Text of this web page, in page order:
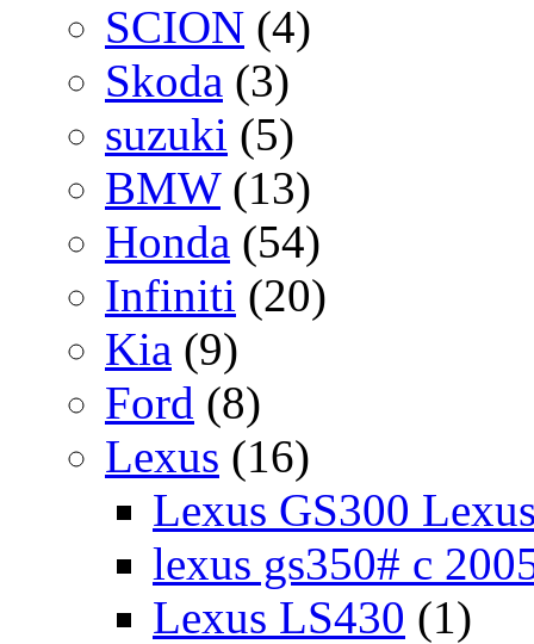
SCION (4)
Skoda (3)
suzuki (5)
BMW (13)
Honda (54)
Infiniti (20)
Kia (9)
Ford (8)
Lexus (16)
Lexus GS300
lexus gs350# с
Lexus LS430 (1)